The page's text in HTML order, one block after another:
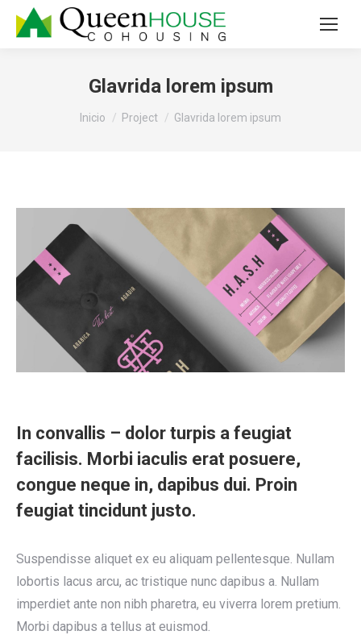
Glavrida lorem ipsum
Estás aquí:
Inicio Project Glavrida lorem ipsum
In convallis – dolor turpis a feugiat
facilisis. Morbi iaculis erat posuere,
congue neque in, dapibus dui. Proin
feugiat tincidunt justo.
Suspendisse aliquet ex eu aliquam pellentesque. Nullam
lobortis lacus arcu, ac tristique nunc dapibus a. Nullam
imperdiet ante non nibh pharetra, eu viverra lorem pretium.
Morbi dapibus a tellus at euismod.